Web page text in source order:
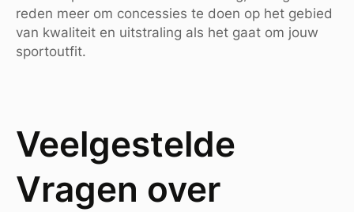
reden meer om concessies te doen op het gebied
van kwaliteit en uitstraling als het gaat om jouw
sportoutfit.
Veelgestelde
Vragen over